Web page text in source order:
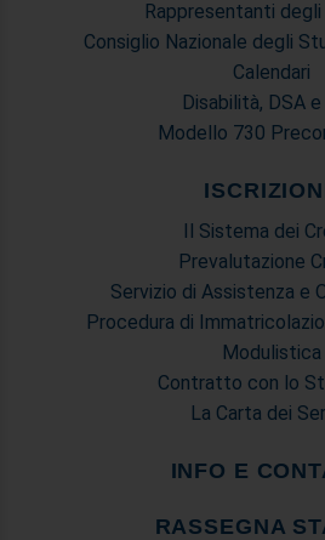
Rappresentanti
Consiglio Nazionale degli
Calendari
Disabilità, DSA e
Modello 730
Il Sistema dei
Prevalutazione
Servizio di Assistenza e
Procedura di
Modulistica
Contratto con lo
La Carta dei
INFO E
RASSEGNA